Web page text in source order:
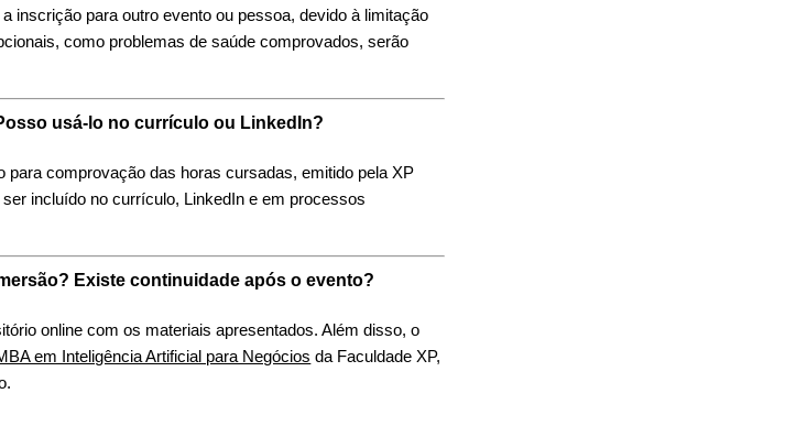
inscrição para outro evento ou pessoa, devido à limitação
como problemas de saúde comprovados, serão
usá-lo no currículo ou LinkedIn?
para comprovação das horas cursadas, emitido pela XP
incluído no currículo, LinkedIn e em processos
Existe continuidade após o evento?
online com os materiais apresentados. Além disso, o
em Inteligência Artificial para Negócios da Faculdade XP,